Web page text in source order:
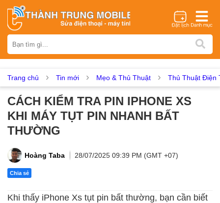
iPhone Samsung Oppo Xiaomi Realme Vivo
Asus Sony Vertu LG Tecno
Dịch vụ sửa chữa
Thay màn hình
Thay mic Thay rung Thay main Unlock - Mở Khoá
Trang chủ Tin mới Mẹo & Thủ Thuật Thủ Thuật Điện
CÁCH KIỂM TRA PIN IPHONE XS
KHI MÁY TỤT PIN NHANH BẤT
THƯỜNG
Hoàng Taba 28/07/2025 09:39 PM (GMT +07)
Chia sẻ
Khi thấy iPhone Xs tụt pin bất thường, bạn cần biết